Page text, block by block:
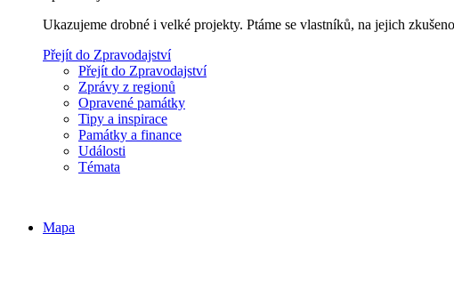
Ukazujeme drobné i velké projekty. Ptáme se vlastníků, na jejich
Přejít do Zpravodajství
Přejít do Zpravodajství
Zprávy z regionů
Opravené památky
Tipy a inspirace
Památky a finance
Události
Témata
Mapa